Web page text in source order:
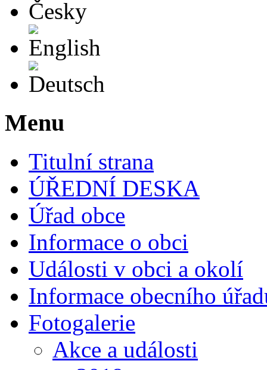
Menu
Titulní strana
ÚŘEDNÍ DESKA
Úřad obce
Informace o obci
Události v obci a okolí
Informace obecního
Fotogalerie
Akce a události